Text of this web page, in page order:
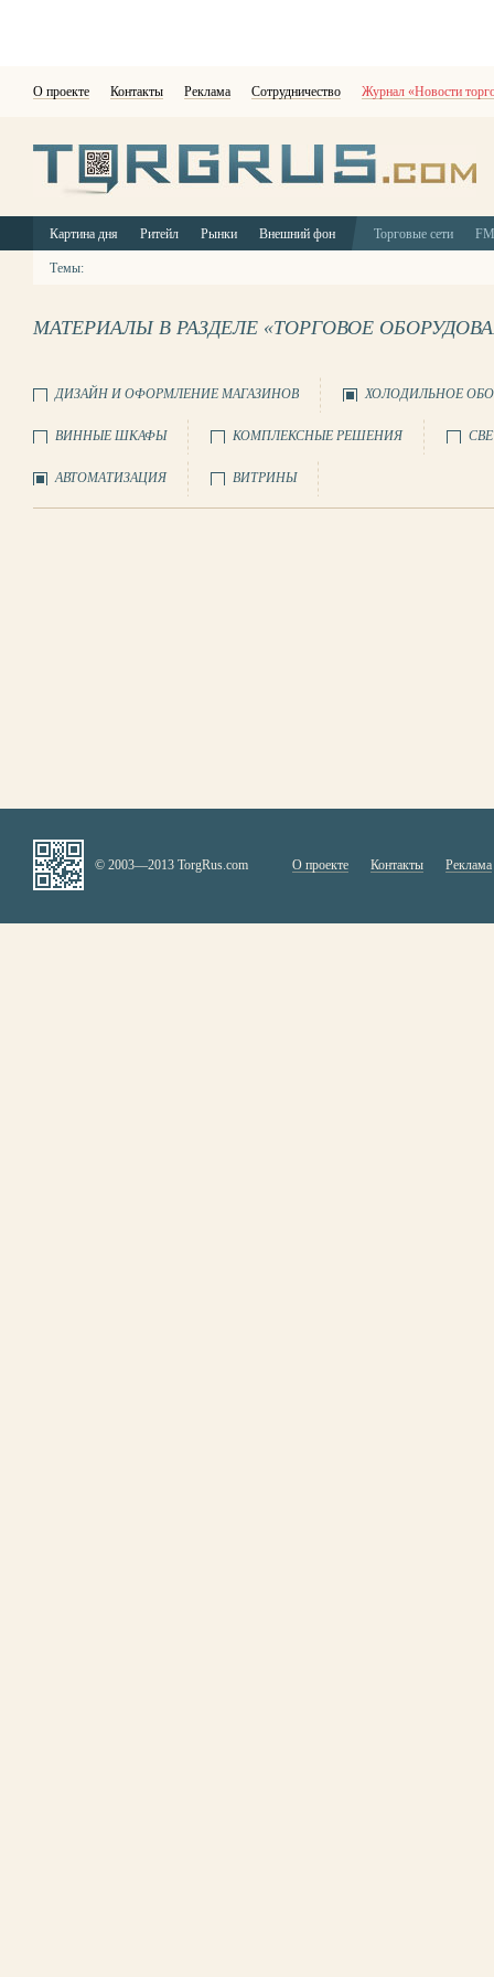
О проекте Контакты Реклама Сотрудничество Журнал «Новости
Картина дня Ритейл Рынки Внешний фон Торговые сети
Темы:
МАТЕРИАЛЫ В РАЗДЕЛЕ «ТОРГОВОЕ
ДИЗАЙН И ОФОРМЛЕНИЕ МАГАЗИНОВ ХОЛОДИЛЬНОЕ
ВИННЫЕ ШКАФЫ КОМПЛЕКСНЫЕ РЕШЕНИЯ
АВТОМАТИЗАЦИЯ ВИТРИНЫ
© 2003—2013 TorgRus.com О проекте Контакты Реклама